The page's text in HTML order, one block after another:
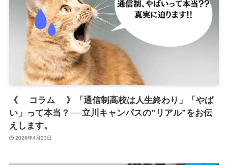
《 コラム 》「通信制高校は人生終わり」「やば
い」って本当？──立川キャンパスの”リアル”をお伝
えします。
2026年4月23日